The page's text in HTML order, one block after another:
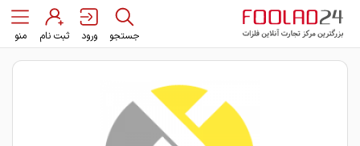
جستجو ورود ثبت نام منو